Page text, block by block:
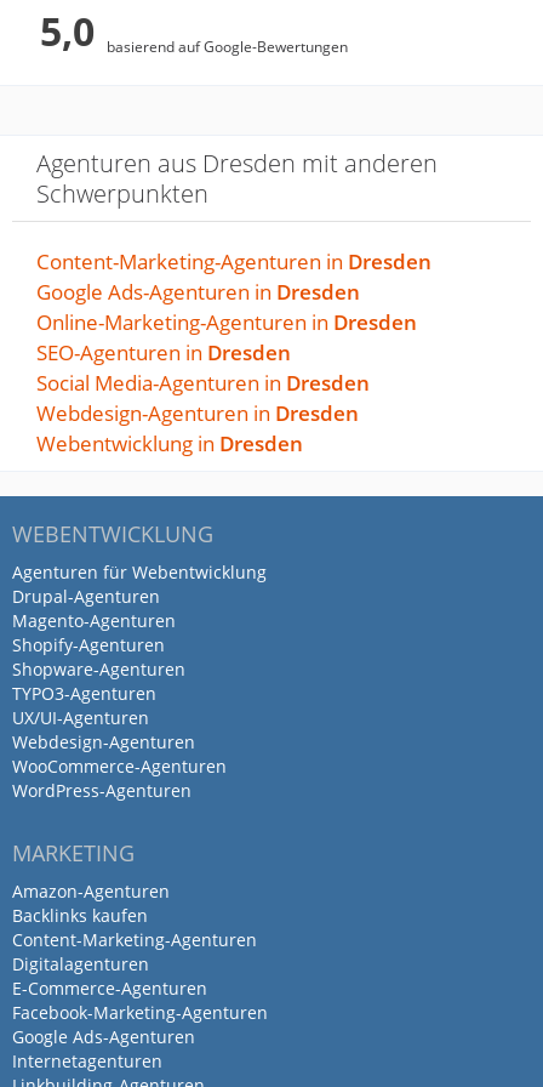
5,0 basierend auf Google-Bewertungen
Agenturen aus Dresden mit anderen
Schwerpunkten
Content-Marketing-Agenturen in Dresden
Google Ads-Agenturen in Dresden
Online-Marketing-Agenturen in Dresden
SEO-Agenturen in Dresden
Social Media-Agenturen in Dresden
Webdesign-Agenturen in Dresden
Webentwicklung in Dresden
WEBENTWICKLUNG
Agenturen für Webentwicklung
Drupal-Agenturen
Magento-Agenturen
Shopify-Agenturen
Shopware-Agenturen
TYPO3-Agenturen
UX/UI-Agenturen
Webdesign-Agenturen
WooCommerce-Agenturen
WordPress-Agenturen
MARKETING
Amazon-Agenturen
Backlinks kaufen
Content-Marketing-Agenturen
Digitalagenturen
E-Commerce-Agenturen
Facebook-Marketing-Agenturen
Google Ads-Agenturen
Internetagenturen